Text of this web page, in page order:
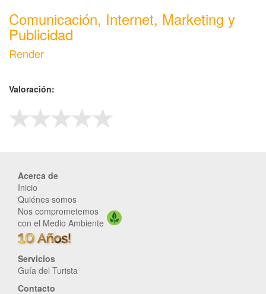
Comunicación, Internet, Marketing y
Publicidad
Render
Valoración:
Acerca de
Inicio
Quiénes somos
Nos comprometemos
con el Medio Ambiente
Servicios
Guía del Turista
Contacto